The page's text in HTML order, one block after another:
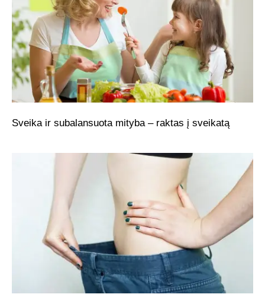
Sveika ir subalansuota mityba – raktas į sveikatą